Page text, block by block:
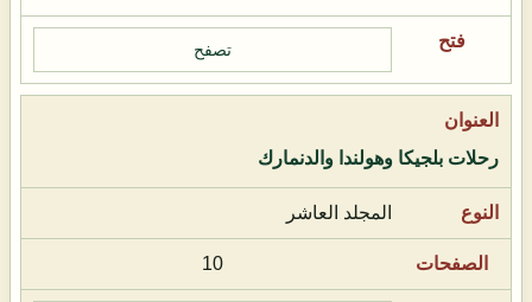
تصفح
رحلات بلجيكا وهولندا والدنمارك
المجلد العاشر
10